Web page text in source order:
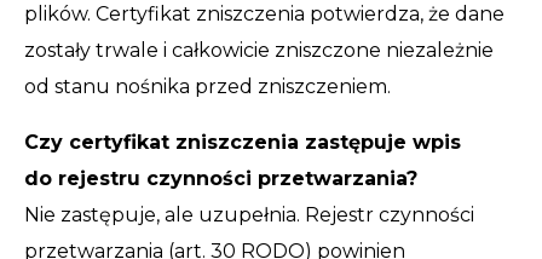
plików. Certyfikat zniszczenia potwierdza, że dane
zostały trwale i całkowicie zniszczone niezależnie
od stanu nośnika przed zniszczeniem.
Czy certyfikat zniszczenia zastępuje wpis
do rejestru czynności przetwarzania?
Nie zastępuje, ale uzupełnia. Rejestr czynności
przetwarzania (art. 30 RODO) powinien